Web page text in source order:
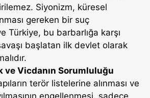
Siyonizm, küresel
gereken bir suç
Türkiye, bu barbarlığa karşı
başlatan ilk devlet olarak
ve Vicdanın Sorumluluğu
terör listelerine alınması ve
engellenmesi, sadece